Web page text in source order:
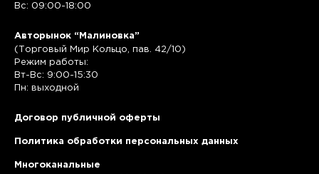
Вс: 09:00-18:00
Авторынок “Малиновка”
(Торговый Мир Кольцо, пав. 42/10)
Режим работы:
Вт-Вс: 9:00-15:30
Пн: выходной
Договор публичной оферты
Политика обработки персональных данных
Многоканальные